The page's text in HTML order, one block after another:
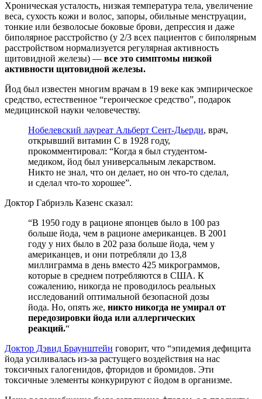
Хроническая усталость, низкая температура тела, увеличение
веса, сухость кожи и волос, запоры, обильные менструации,
тонкие или безволосые боковые брови, депрессия и даже
биполярное расстройство (у 2/3 всех пациентов с биполярным
расстройством нормализуется регулярная активность
щитовидной железы) — все это симптомы низкой
активности щитовидной железы.
Йод был известен многим врачам в 19 веке как эмпирическое
средство, естественное “героическое средство”, подарок
медицинской науки человечеству.
Нобелевский лауреат Альберт Сент-Дьерди, врач,
открывший витамин С в 1928 году,
прокомментировал: “Когда я был студентом-
медиком, йод был универсальным лекарством.
Никто не знал, что он делает, но он что-то сделал,
и сделал что-то хорошее”.
Доктор Габриэль Казенс сказал:
“В 1950 году в рационе японцев было в 100 раз
больше йода, чем в рационе американцев. В 2001
году у них было в 202 раза больше йода, чем у
американцев, и они потребляли до 13,8
миллиграмма в день вместо 425 микрограммов,
которые в среднем потребляются в США. К
сожалению, никогда не проводилось реальных
исследований оптимальной безопасной дозы
йода. Но, опять же, никто никогда не умирал от
передозировки йода или аллергических
реакций.“
Доктор Дэвид Браунштейн говорит, что “эпидемия дефицита
йода усиливалась из-за растущего воздействия на нас
токсичных галогенидов, фторидов и бромидов. Эти
токсичные элементы конкурируют с йодом в организме.